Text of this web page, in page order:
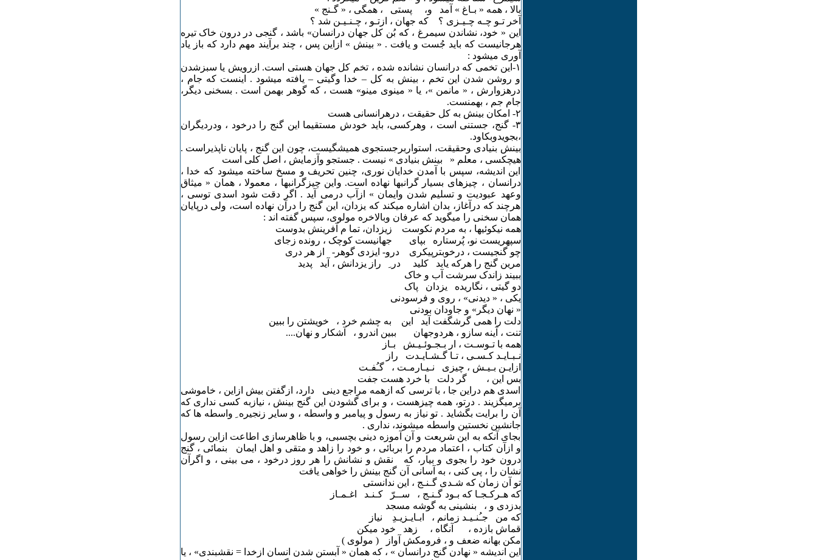
بالا ، همه « بـاغ » آمد و، پستی ، همگی ، « گـنج »
آخر تـو چـه چـیـزی ؟ که جهان ، ازتـو ، چـنـیـن شد ؟
این « خود، نشاندن سیمرغ ، که بُن کل جهان درانسان» باشد ، گنجی در درون خاک تیره
هرجانیست که باید جُست و یافت . « بینش » ازاین پس ، چند برآیند مهم دارد که باز یاد
آوری میشود :
۱-این تخمی که درانسان نشانده شده ، تخم کل جهان هستی است. ازرویش یا سبزشدن
و روشن شدن این تخم ، بینش به کل – خدا وگیتی – یافته میشود . اینست که جام ،
درهزوارش ، « مانمن »، یا « مینوی مینو» هست ، که گوهر بهمن است . بسخنی دیگر،
جام جم ، بهمنست.
۲- امکان بینش به کل حقیقت ، درهرانسانی هست
٣- گنج، جستنی است ، وهرکسی، باید خودش مستقیما این گنج را درخود ، ودردیگران
،بجویدوبکاود.
بینش بنیادی وحقیقت، استواربرجستجوی همیشگیست، چون این گنج ، پایان ناپذیراست .
هیچکسی ، معلم « بینش بنیادی » نیست . جستجو وآزمایش ، اصل کلی است
این اندیشه، سپس با آمدن خدایان نوری، چنین تحریف و مسخ ساخته میشود که خدا ،
درانسان ، چیزهای بسیار گرانبها نهاده است. واین چیزگرانبها ، معمولا ، همان « میثاق
وعهد عبودیت و تسلیم شدن وایمان » ازآب درمی آید . اگر دقت شود اسدی توسی ،
هرچند که درآغاز، بدان اشاره میکند که یزدان، این گنج را درآن نهاده است، ولی درپایان
همان سخنی را میگوید که عرفان وبالاخره مولوی، سپس گفته اند :
همه نیکوئیها ، به مردم نکوست زیزدان، تما م آفرینش بدوست
سپهریست نو، پُرستاره بپای جهانیست کوچک ، رونده زجای
چو گنجیست ، درخوبترپیکری درو- ایزدی گوهر- از هر دری
مرین گنج را هرکه یابد کلید در ِ راز یزدانش ، آید پدید
ببیند زاندک سرشت آب و خاک
دو گیتی ، نگاریده یزدان پاک
یکی ، « دیدنی» ، روی و فرسودنی
« نهان دیگر» و جاودان بودنی
دلت را همی گرشگفت آید این به چشم خرد ، خویشتن را ببین
تنت ، آینه سازو ، هردوجهان ببین اندرو ، آشکار و نهان....
همه با تـوسـت ، ار بـجـوئـیـش بـاز
نـبـایـد کـسـی ، تـا گـشـایـدت راز
ازایـن بـیـش ، چیزی نـیـارمـت ، گـُفـت
بس این ، گر دلت با خرد هست جفت
اسدی هم دراین جا ، با ترسی که ازهمه مراجع دینی دارد، ازگفتن بیش ازاین ، خاموشی
برمیگزیند . درتو، همه چیزهست ، و برای گشودن این گنج بینش ، نیازبه کسی نداری که
آن را برایت بگشاید . تو نیاز به رسول و پیامبر و واسطه ، و سایر زنجیره ِ واسطه ها که
جانشین نخستین واسطه میشوند، نداری .
بجای آنکه به این شریعت و آن آموزه دینی بچسبی، و با ظاهرسازی اطاعت ازاین رسول
و ازآن کتاب ، اعتماد مردم را بربائی ، و خود را زاهد و متقی و اهل ایمان بنمائی ، گنج
درون خود را بجوی و بیار، که نقش و نشانش را هر روز درخود ، می بینی ، و اگرآن
نشان را ، پی کنی ، به آسانی آن گنج بینش را خواهی یافت
تو آن زمان که شـدی گـنـج ، این ندانستی
که هـرکـجـا که بـود گـنـج ، ســرّ کـنـد اغـمـاز
بدزدی و ، بنشینی به گوشه مسجد
که من جـُنـیـد زمانم ، ابـایـزیـدِ نیاز
قماش بازده ، آنگاه ، زهد خود میکن
مکن بهانه ضعف و ، فرومکش آواز ( مولوی )
این اندیشه « نهادن گنج درانسان » ، که همان « آبستن شدن انسان ازخدا = نقشبندی» ، یا